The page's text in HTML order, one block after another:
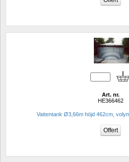
Art. nr.
HE366462
Vattentank Ø3,66m höjd 462cm,